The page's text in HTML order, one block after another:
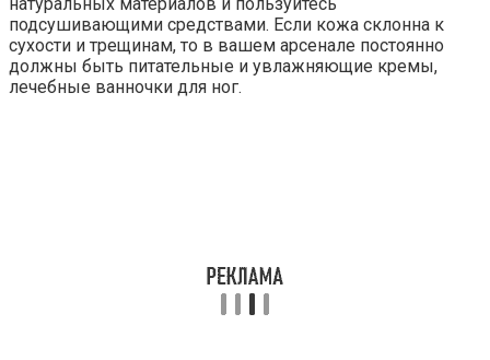
подсушивающими средствами. Если кожа склонна к
сухости и трещинам, то в вашем арсенале постоянно
должны быть питательные и увлажняющие кремы,
лечебные ванночки для ног.